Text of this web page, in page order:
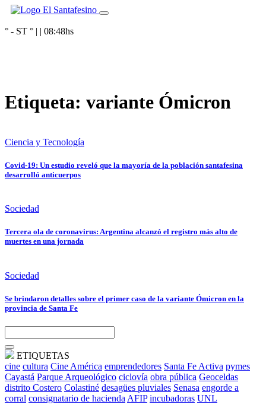
° - ST ° | | 08:48hs
Etiqueta: variante Ómicron
Ciencia y Tecnología
Covid-19: Un estudio reveló que la mayoría de la población santafesina
desarrolló anticuerpos
Sociedad
Tercera ola de coronavirus: Argentina alcanzó el registro más alto de
muertes en una jornada
Sociedad
Se brindaron detalles sobre el primer caso de la variante Ómicron en la
provincia de Santa Fe
ETIQUETAS
cine cultura Cine América emprendedores Santa Fe Activa pymes
Cayastá Parque Arqueológico ciclovía obra pública Geoceldas
distrito Costero Colastiné desagües pluviales Senasa engorde a
corral consignatario de hacienda AFIP incubadoras UNL